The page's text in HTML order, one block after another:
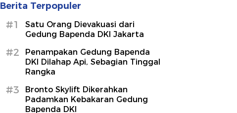
Berita Terpopuler
#1
Satu Orang Dievakuasi dari
Gedung Bapenda DKI Jakarta
#2
Penampakan Gedung Bapenda
DKI Dilahap Api, Sebagian Tinggal
Rangka
#3
Bronto Skylift Dikerahkan
Padamkan Kebakaran Gedung
Bapenda DKI